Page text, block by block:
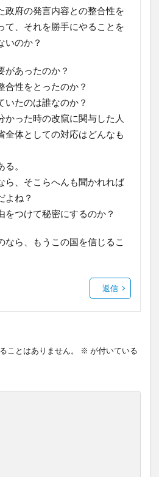
政府の発言内容との整合性を
て、それを勝手にやることを
いのか？
があったのか？
合性をとったのか？
いたのは誰なのか？
かった時の改竄に関与した人
全体としての対応はどんなも
。
ら、そこらへんも聞かれれば
よね？
をつけて秘密にするのか？
なら、もうこの国を信じるこ
返信
ことはありません。 ※ が付いている